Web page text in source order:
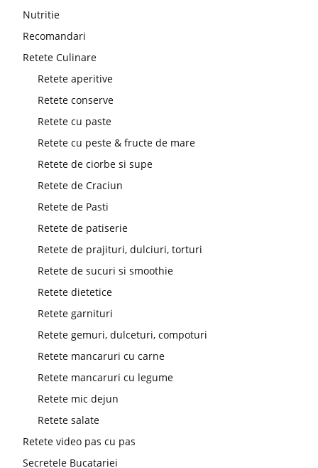
Nutritie
Recomandari
Retete Culinare
Retete aperitive
Retete conserve
Retete cu paste
Retete cu peste & fructe de mare
Retete de ciorbe si supe
Retete de Craciun
Retete de Pasti
Retete de patiserie
Retete de prajituri, dulciuri, torturi
Retete de sucuri si smoothie
Retete dietetice
Retete garnituri
Retete gemuri, dulceturi, compoturi
Retete mancaruri cu carne
Retete mancaruri cu legume
Retete mic dejun
Retete salate
Retete video pas cu pas
Secretele Bucatariei